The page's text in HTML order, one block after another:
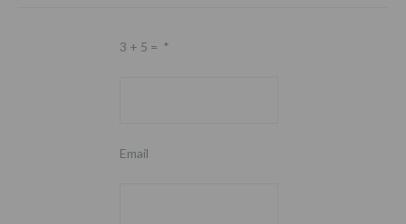
3 + 5 = *
Email